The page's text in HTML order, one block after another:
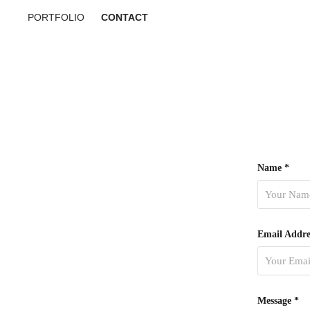
PORTFOLIO CONTACT
Name *
Email
Message *